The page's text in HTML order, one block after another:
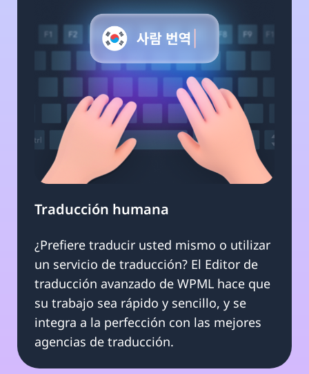
Traducción humana
¿Prefiere traducir usted mismo o utilizar
un servicio de traducción? El Editor de
traducción avanzado de WPML hace que
su trabajo sea rápido y sencillo, y se
integra a la perfección con las mejores
agencias de traducción.